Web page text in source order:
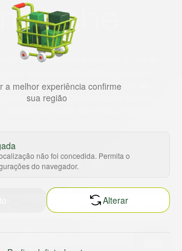
, o St. Marche busca oferecer a melhor
precisa para seu dia a dia em um só
online temos 31 lojas físicas na capital,
a melhor experiência confirme
sua região
não foi concedida. Permita o
do navegador.
Alterar